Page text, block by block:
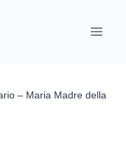
– Maria Madre della